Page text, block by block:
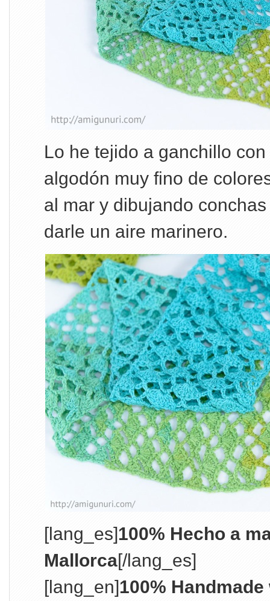
Lo he tejido a ganchillo
algodón muy fino de
al mar y dibujando
darle un aire marinero.
[lang_es]100% Hecho a
Mallorca[/lang_es]
[lang_en]100%